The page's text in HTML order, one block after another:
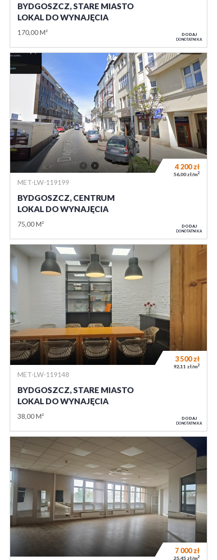
BYDGOSZCZ, STARE MIASTO
LOKAL DO WYNAJĘCIA
170,00 M² DODAJ
DO NOTATNIKA
MET-LW-119199
BYDGOSZCZ, CENTRUM
LOKAL DO WYNAJĘCIA
75,00 M²
4 200zł
56,00 zł/m2
DODAJ
DO NOTATNIKA
MET-LW-119148
BYDGOSZCZ, STARE MIASTO
LOKAL DO WYNAJĘCIA
38,00 M²
3 500zł
92,11 zł/m2
DODAJ
DO NOTATNIKA
7 000zł
25,45 zł/m2